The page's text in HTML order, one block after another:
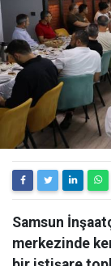
Samsun
merkezinde